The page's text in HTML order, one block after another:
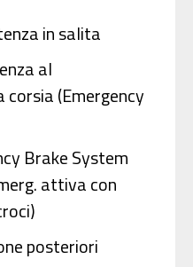
in salita
al
(Emergency
Brake System
attiva con
posteriori